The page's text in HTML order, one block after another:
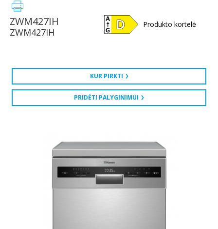
ZWM427IH
ZWM427IH
Produkto kortelė
KUR PIRKTI
PRIDĖTI PALYGINIMUI